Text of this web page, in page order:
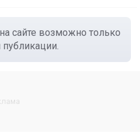
сайте возможно только